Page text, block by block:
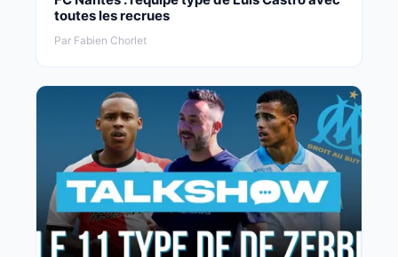
toutes les recrues
Par Fabien Chorlet